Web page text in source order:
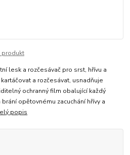
produkt
lesk a rozčesávač pro srst, hřívu a
a rozčesávat, usnadňuje
ochranný film obalující každý
opětovnému zacuchání hřívy a
popis